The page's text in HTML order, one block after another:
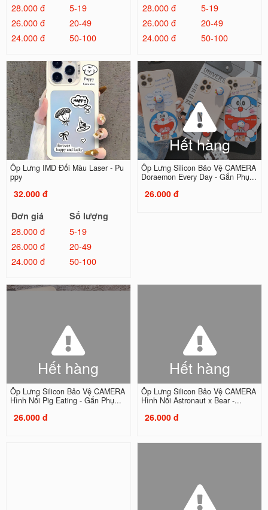
28.000 đ
5-19
26.000 đ
20-49
24.000 đ
50-100
28.000 đ
5-19
26.000 đ
20-49
24.000 đ
50-100
Ốp Lưng IMD Đổi Màu Laser - Pu
ppy
32.000 đ
Đơn giá
Số lượng
28.000 đ
5-19
26.000 đ
20-49
24.000 đ
50-100
Hết hàng
Ốp Lưng Silicon Bảo Vệ CAMERA
Doraemon Every Day - Gắn Phụ...
26.000 đ
Hết hàng
Ốp Lưng Silicon Bảo Vệ CAMERA
Hình Nổi Pig Eating - Gắn Phụ...
26.000 đ
Hết hàng
Ốp Lưng Silicon Bảo Vệ CAMERA
Hình Nổi Astronaut x Bear -...
26.000 đ